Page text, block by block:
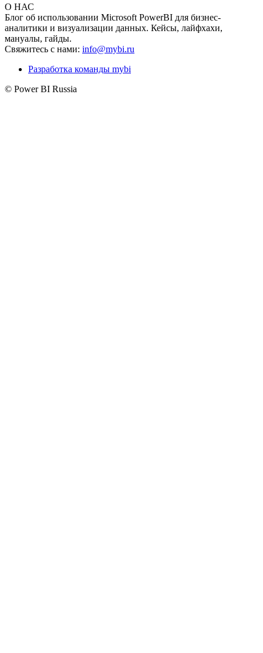
О НАС
Блог об использовании Microsoft PowerBI для бизнес-
аналитики и визуализации данных. Кейсы, лайфхахи,
мануалы, гайды.
Свяжитесь с нами: info@mybi.ru
Разработка команды mybi
© Power BI Russia